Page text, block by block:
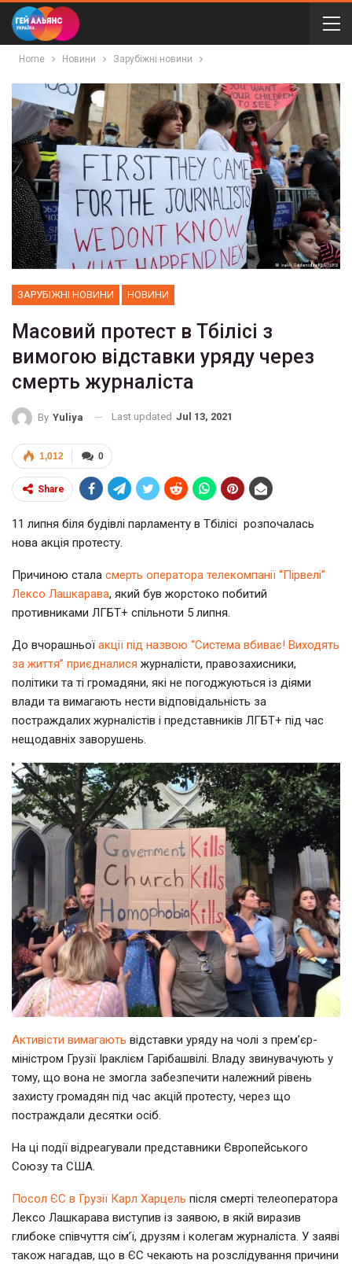
Home Новини Зарубіжні новини
ЗАРУБІЖНІ НОВИНИ НОВИНИ
Масовий протест в Тбілісі з
вимогою відставки уряду через
смерть журналіста
By Yuliya Last updated Jul 13, 2021
0
1,012
Share
11 липня біля будівлі парламенту в Тбілісі розпочалась
нова акція протесту.
Причиною стала смерть оператора телекомпанії “Пірвелі”
Лексо Лашкарава, який був жорстоко побитий
противниками ЛГБТ+ спільноти 5 липня.
До вчорашньої акції під назвою “Система вбиває! Виходять
за життя” приєдналися журналісти, правозахисники,
політики та ті громадяни, які не погоджуються із діями
влади та вимагають нести відповідальність за
постраждалих журналістів і представників ЛГБТ+ під час
нещодавніх заворушень.
Активісти вимагають відставки уряду на чолі з прем’єр-
міністром Грузії Іраклієм Гарібашвілі. Владу звинувачують у
тому, що вона не змогла забезпечити належний рівень
захисту громадян під час акцій протесту, через що
постраждали десятки осіб.
На ці події відреагували представники Європейського
Союзу та США.
Посол ЄС в Грузії Карл Харцель після смерті телеоператора
Лексо Лашкарава виступив із заявою, в якій виразив
глибоке співчуття сім’ї, друзям і колегам журналіста. У заяві
також нагадав, що в ЄС чекають на розслідування причини